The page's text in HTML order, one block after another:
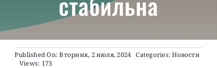
О ПРОЕКТЕ
Published On: Вторник, 2 июля, 2024 Categories:Новости
Views: 173